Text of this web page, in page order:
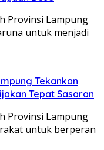
Provinsi Lampung
untuk menjadi
Tekankan
Tepat Sasaran
Provinsi Lampung
untuk berperan